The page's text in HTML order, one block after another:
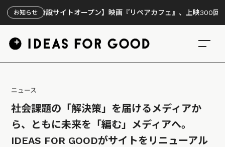
お知らせ
特設サイトオープン】映画『リペアカフェ』、上映300回の先で見え
ニュース
社会課題の「解決策」を届けるメディアか
ら、ともに未来を「編む」メディアへ。
IDEAS FOR GOODがサイトをリニューアル